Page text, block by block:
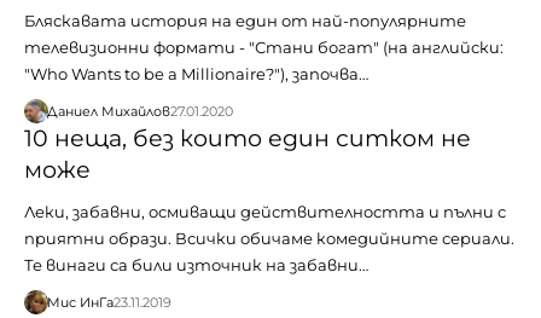
Бляскавата история на един от най-популярните
телевизионни формати - "Стани богат" (на английски:
"Who Wants to be a Millionaire?"), започва…
Даниел Михайлов27.01.2020
10 неща, без които един ситком не
може
Леки, забавни, осмиващи действителността и пълни с
приятни образи. Всички обичаме комедийните сериали.
Те винаги са били източник на забавни…
Мис ИнГа23.11.2019